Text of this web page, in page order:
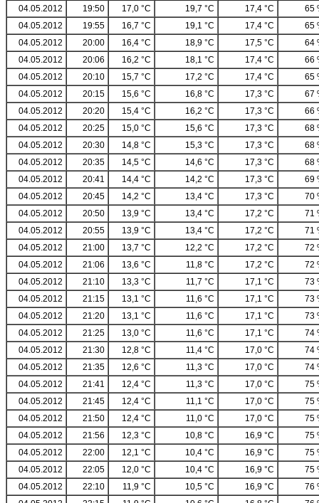
04.05.2012
19:50 17,0 °C 19,7 °C 17,4 °C
65
04.05.2012
19:55 16,7 °C 19,1 °C 17,4 °C
65
04.05.2012
20:00 16,4 °C 18,9 °C 17,5 °C
64
04.05.2012
20:06 16,2 °C 18,1 °C 17,4 °C
66
04.05.2012
20:10 15,7 °C 17,2 °C 17,4 °C
65
04.05.2012
20:15 15,6 °C 16,8 °C 17,3 °C
67
04.05.2012
20:20 15,4 °C 16,2 °C 17,3 °C
66
04.05.2012
20:25 15,0 °C 15,6 °C 17,3 °C
68
04.05.2012
20:30 14,8 °C 15,3 °C 17,3 °C
68
04.05.2012
20:35 14,5 °C 14,6 °C 17,3 °C
68
04.05.2012
20:41 14,4 °C 14,2 °C 17,3 °C
69
04.05.2012
20:45 14,2 °C 13,4 °C 17,3 °C
70
04.05.2012
20:50 13,9 °C 13,4 °C 17,2 °C
71
04.05.2012
20:55 13,9 °C 13,4 °C 17,2 °C
71
04.05.2012
21:00 13,7 °C 12,2 °C 17,2 °C
72
04.05.2012
21:06 13,6 °C 11,8 °C 17,2 °C
72
04.05.2012
21:10 13,3 °C 11,7 °C 17,1 °C
73
04.05.2012
21:15 13,1 °C 11,6 °C 17,1 °C
73
04.05.2012
21:20 13,1 °C 11,6 °C 17,1 °C
73
04.05.2012
21:25 13,0 °C 11,6 °C 17,1 °C
74
04.05.2012
21:30 12,8 °C 11,4 °C 17,0 °C
74
04.05.2012
21:35 12,6 °C 11,3 °C 17,0 °C
74
04.05.2012
21:41 12,4 °C 11,3 °C 17,0 °C
75
04.05.2012
21:45 12,4 °C 11,1 °C 17,0 °C
75
04.05.2012
21:50 12,4 °C 11,0 °C 17,0 °C
75
04.05.2012
21:56 12,3 °C 10,8 °C 16,9 °C
75
04.05.2012
22:00 12,1 °C 10,4 °C 16,9 °C
75
04.05.2012
22:05 12,0 °C 10,4 °C 16,9 °C
75
04.05.2012
22:10 11,9 °C 10,5 °C 16,9 °C
76